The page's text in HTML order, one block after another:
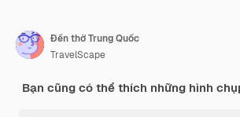
Đền thờ Trung Quốc
TravelScape
Bạn cũng có thể thích những hình